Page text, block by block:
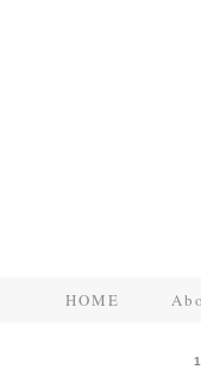
HOME